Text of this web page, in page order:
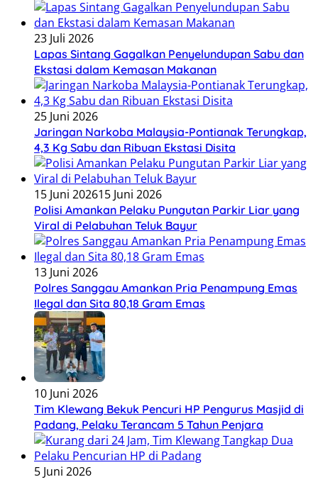
23 Juli 2026
Lapas Sintang Gagalkan Penyelundupan Sabu dan
Ekstasi dalam Kemasan Makanan
25 Juni 2026
Jaringan Narkoba Malaysia-Pontianak Terungkap,
4,3 Kg Sabu dan Ribuan Ekstasi Disita
15 Juni 202615 Juni 2026
Polisi Amankan Pelaku Pungutan Parkir Liar yang
Viral di Pelabuhan Teluk Bayur
13 Juni 2026
Polres Sanggau Amankan Pria Penampung Emas
Ilegal dan Sita 80,18 Gram Emas
10 Juni 2026
Tim Klewang Bekuk Pencuri HP Pengurus Masjid di
Padang, Pelaku Terancam 5 Tahun Penjara
5 Juni 2026